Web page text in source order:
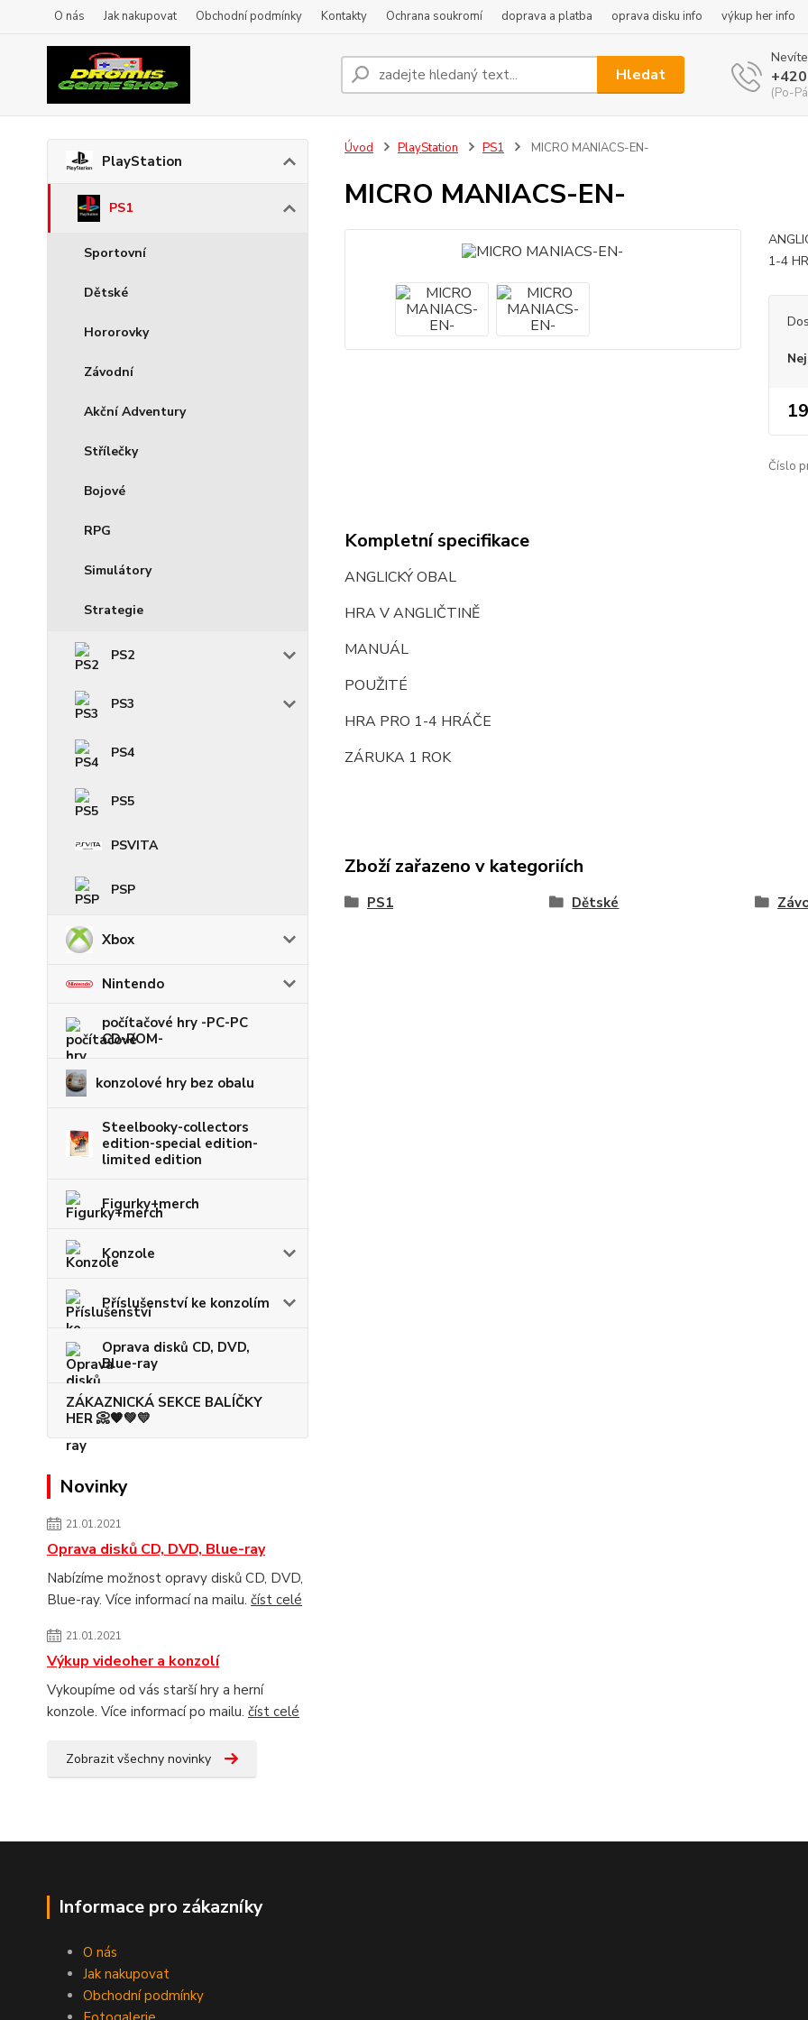
O nás Jak nakupovat Obchodní podmínky Kontakty Ochrana soukromí doprava a platba oprava disku info výkup her info
Hledat
(Po-
PlayStation
PS1
Sportovní
Dětské
Hororovky
Závodní
Akční Adventury
Střílečky
Bojové
RPG
Simulátory
Strategie
PS2
PS3
PS4
PS5
PSVITA
PSP
Xbox
Nintendo
počítačové hry -PC-PC
CD-ROM-
konzolové hry bez obalu
Steelbooky-collectors
edition-special edition-
limited edition
Figurky+merch
Konzole
Příslušenství ke konzolím
Oprava disků CD, DVD,
Blue-ray
ZÁKAZNICKÁ SEKCE BALÍČKY
HER 📀🧡💚💛
Novinky
21.01.2021
Oprava disků CD, DVD, Blue-ray
Nabízíme možnost opravy disků CD, DVD,
Blue-ray. Více informací na mailu. číst celé
21.01.2021
Výkup videoher a konzolí
Vykoupíme od vás starší hry a herní
konzole. Více informací po mailu. číst celé
Zobrazit všechny novinky
Úvod PlayStation PS1 MICRO MANIACS-EN-
MICRO MANIACS-EN-
1-4
Číslo
Kompletní specifikace
ANGLICKÝ OBAL
HRA V ANGLIČTINĚ
MANUÁL
POUŽITÉ
HRA PRO 1-4 HRÁČE
ZÁRUKA 1 ROK
Zboží zařazeno v kategoriích
PS1 Dětské
Informace pro zákazníky
O nás
Jak nakupovat
Obchodní podmínky